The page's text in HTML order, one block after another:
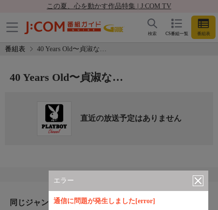
この夏、心を動かす作品特集 | J:COM TV
CS番組一覧 番組表
検索
番組表 40 Years Old〜貞淑な…
エラー
通信に問題が発生しました[error]
40 Years Old〜貞淑な…
直近の放送予定はありません
同じジャンルのおすすめ番組